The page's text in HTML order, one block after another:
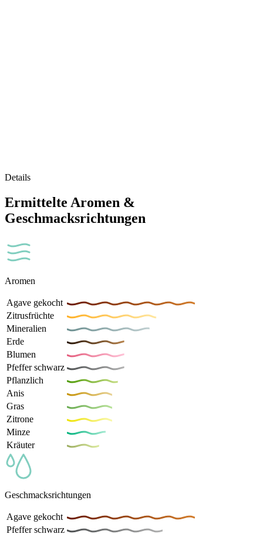
Details
Ermittelte Aromen &
Geschmacksrichtungen
Aromen
Agave gekocht
Zitrusfrüchte
Mineralien
Erde
Blumen
Pfeffer schwarz
Pflanzlich
Anis
Gras
Zitrone
Minze
Kräuter
Geschmacksrichtungen
Agave gekocht
Pfeffer schwarz